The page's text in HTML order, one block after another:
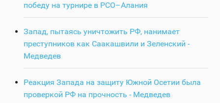
победу на турнире в РСО–Алания
Запад, пытаясь уничтожить РФ, нанимает
преступников как Саакашвили и Зеленский -
Медведев
Реакция Запада на защиту Южной Осетии была
проверкой РФ на прочность - Медведев